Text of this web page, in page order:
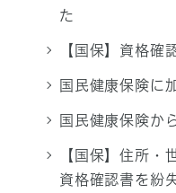
た
【国保】資格確
国民健康保険に
国民健康保険か
【国保】住所・
資格確認書を紛